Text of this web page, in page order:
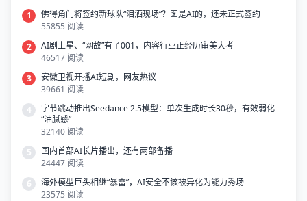
1
佛得角门将签约新球队“泪洒现场”？图是AI的，还未正式签约
55855 阅读
2
AI剧上星、“网故”有了001，内容行业正经历审美大考
46517 阅读
3
安徽卫视开播AI短剧，网友热议
39661 阅读
4
字节跳动推出Seedance 2.5模型：单次生成时长30秒，有效弱化
“油腻感”
32140 阅读
5
国内首部AI长片播出，还有两部备播
24447 阅读
6
海外模型巨头相继“暴雷”，AI安全不该被异化为能力秀场
23575 阅读